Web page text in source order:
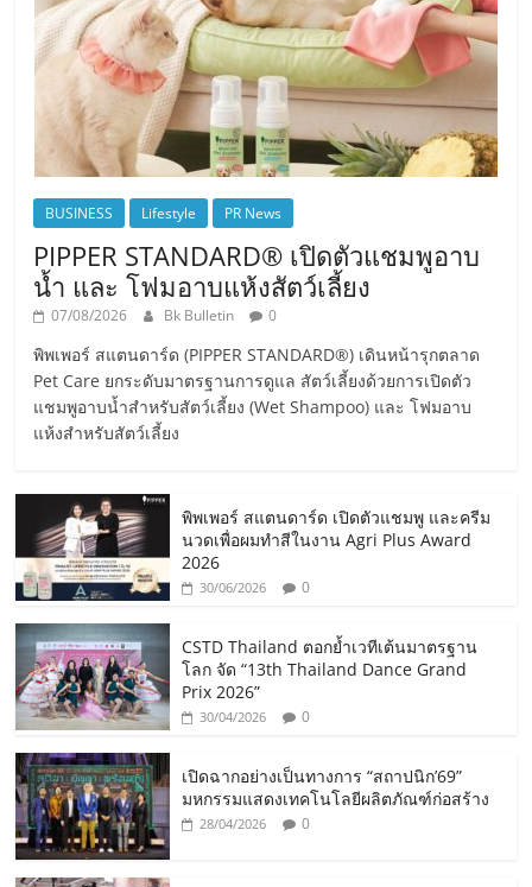
BUSINESS Lifestyle PR News
PIPPER STANDARD® เปิดตัวแชมพูอาบ
น้ำ และ โฟมอาบแห้งสัตว์เลี้ยง
07/08/2026 Bk Bulletin 0
พิพเพอร์ สแตนดาร์ด (PIPPER STANDARD®) เดินหน้ารุกตลาด
Pet Care ยกระดับมาตรฐานการดูแล สัตว์เลี้ยงด้วยการเปิดตัว
แชมพูอาบน้ำสำหรับสัตว์เลี้ยง (Wet Shampoo) และ โฟมอาบ
แห้งสำหรับสัตว์เลี้ยง
พิพเพอร์ สแตนดาร์ด เปิดตัวแชมพู และครีม
นวดเพื่อผมทำสีในงาน Agri Plus Award
2026
30/06/2026 0
CSTD Thailand ตอกย้ำเวทีเต้นมาตรฐาน
โลก จัด “13th Thailand Dance Grand
Prix 2026”
30/04/2026 0
เปิดฉากอย่างเป็นทางการ “สถาปนิก’69”
มหกรรมแสดงเทคโนโลยีผลิตภัณฑ์ก่อสร้าง
28/04/2026 0